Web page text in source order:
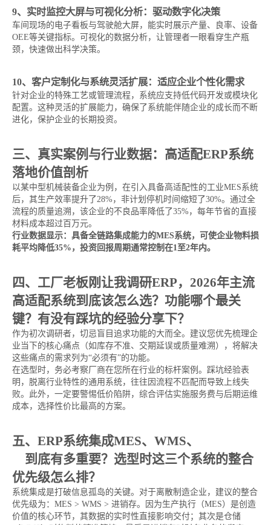
9、实时监控大屏与可视化分析：驱动数字化决策
车间现场的电子看板与驾驶舱大屏，能实时展示产量、良率、设备
OEE等关键指标。可视化的数据分析，让管理者一眼看穿生产瓶
颈，快速做出科学决策。
10、客户定制化与系统灵活扩展：适应企业个性化需求
针对企业的特殊工艺或管理流程，系统应支持低代码开发或模块化
配置。这种灵活的扩展能力，确保了系统能伴随企业的成长而不断
进化，保护企业的长期投资。
三、真实案例与行业数据：高适配ERP系统
落地价值剖析
以某中型机械装备企业为例，在引入具备高适配性的工业MES系统
后，其生产效率提升了28%，非计划停机时间缩短了30%。通过全
流程的质量追溯，该企业的不良品率降低了35%，每年节省的直接
材料成本超过百万元。
行业数据显示：具备全链路集成能力的MES系统，可使企业物料损
耗平均降低35%，投资回报周期通常控制在1至2年内。
四、工厂老板刚让我调研ERP，2026年主流
高适配系统到底该怎么选？功能哪个最关
键？有没有踩坑的经验分享下？
作为初次调研者，切忌盲目追求功能的大而全。建议您优先梳理企
业当下的核心痛点（如库存不准、交期延误或质量难溯），将解决
这些痛点的需求列为“必须有”的功能。
在选型时，务必考察厂商在您所在行业的标杆案例。踩坑经验表
明，脱离行业特性的通用系统，往往因流程不匹配而导致上线失
败。此外，一定要警惕低价陷阱，综合评估实施服务费与后期运维
成本，选择性价比最高的方案。
五、ERP系统集成MES、WMS、
到底有多重要？选型时这三个系统的整合
优先级怎么排？
系统集成是打破信息孤岛的关键。对于离散制造企业，建议的整合
优先级为：MES > WMS > 进销存。因为生产执行（MES）是创造
价值的核心环节，其数据的实时性直接影响交付；其次是仓储